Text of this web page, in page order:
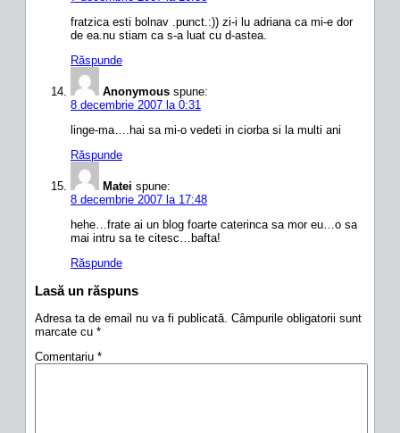
fratzica esti bolnav .punct.:)) zi-i lu adriana ca mi-e dor
de ea.nu stiam ca s-a luat cu d-astea.
Răspunde
Anonymous spune:
8 decembrie 2007 la 0:31
linge-ma….hai sa mi-o vedeti in ciorba si la multi ani
Răspunde
Matei spune:
8 decembrie 2007 la 17:48
hehe…frate ai un blog foarte caterinca sa mor eu…o sa
mai intru sa te citesc…bafta!
Răspunde
Lasă un răspuns
Adresa ta de email nu va fi publicată. Câmpurile obligatorii sunt
marcate cu *
Comentariu *